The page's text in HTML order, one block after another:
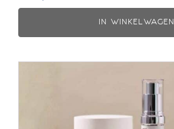
IN WINKELWAGEN